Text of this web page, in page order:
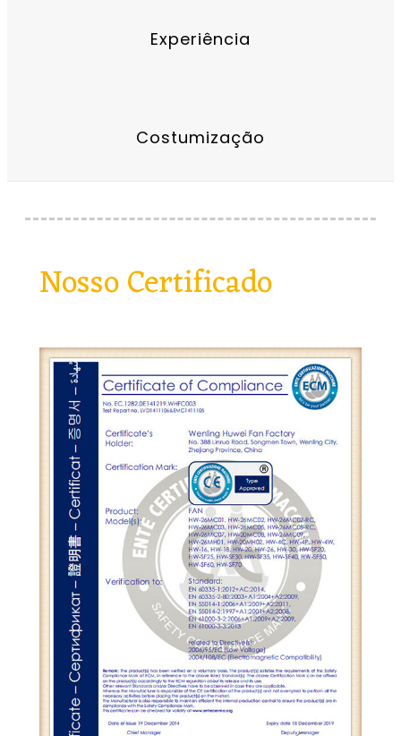
Experiência
Costumização
Nosso Certificado